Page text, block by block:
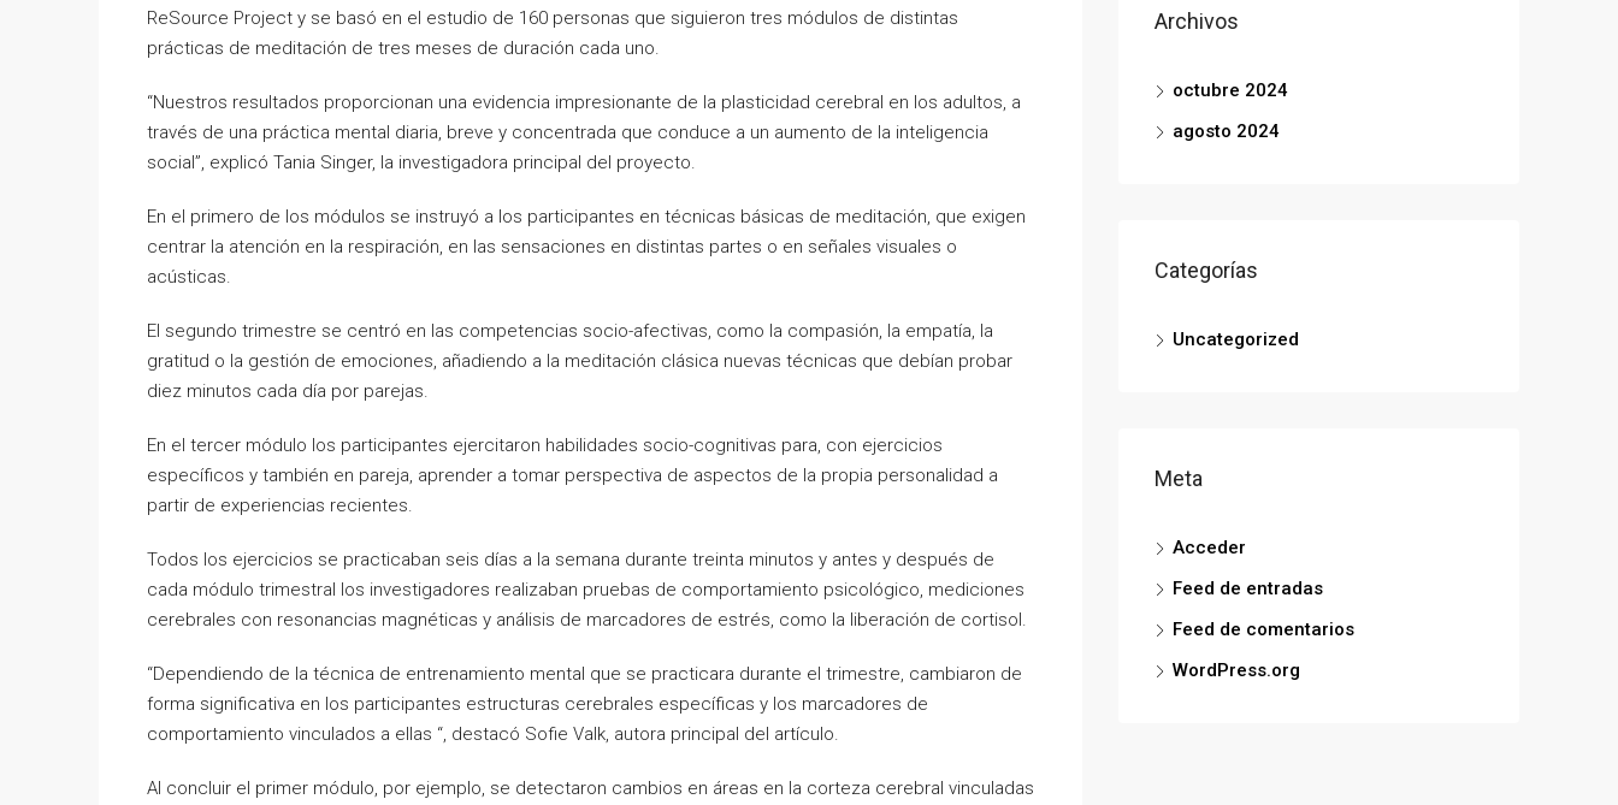
ReSource Project y se basó en el estudio de 160 personas que siguieron tres módulos de distintas
prácticas de meditación de tres meses de duración cada uno.
“Nuestros resultados proporcionan una evidencia impresionante de la plasticidad cerebral en los adultos, a
través de una práctica mental diaria, breve y concentrada que conduce a un aumento de la inteligencia
social”, explicó Tania Singer, la investigadora principal del proyecto.
En el primero de los módulos se instruyó a los participantes en técnicas básicas de meditación, que exigen
centrar la atención en la respiración, en las sensaciones en distintas partes o en señales visuales o
acústicas.
El segundo trimestre se centró en las competencias socio-afectivas, como la compasión, la empatía, la
gratitud o la gestión de emociones, añadiendo a la meditación clásica nuevas técnicas que debían probar
diez minutos cada día por parejas.
En el tercer módulo los participantes ejercitaron habilidades socio-cognitivas para, con ejercicios
específicos y también en pareja, aprender a tomar perspectiva de aspectos de la propia personalidad a
partir de experiencias recientes.
Todos los ejercicios se practicaban seis días a la semana durante treinta minutos y antes y después de
cada módulo trimestral los investigadores realizaban pruebas de comportamiento psicológico, mediciones
cerebrales con resonancias magnéticas y análisis de marcadores de estrés, como la liberación de cortisol.
“Dependiendo de la técnica de entrenamiento mental que se practicara durante el trimestre, cambiaron de
forma significativa en los participantes estructuras cerebrales específicas y los marcadores de
comportamiento vinculados a ellas “, destacó Sofie Valk, autora principal del artículo.
Al concluir el primer módulo, por ejemplo, se detectaron cambios en áreas en la corteza cerebral vinculadas
Archivos
octubre 2024
agosto 2024
Categorías
Uncategorized
Meta
Acceder
Feed de entradas
Feed de comentarios
WordPress.org